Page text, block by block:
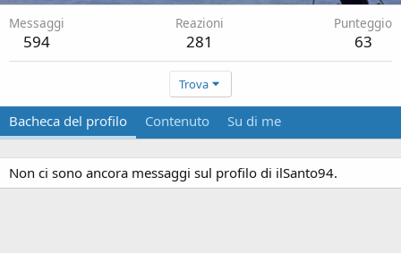
Messaggi
594
Reazioni
281
Punteggio
63
Trova
Bacheca del profilo Contenuto Su di me
Non ci sono ancora messaggi sul profilo di ilSanto94.